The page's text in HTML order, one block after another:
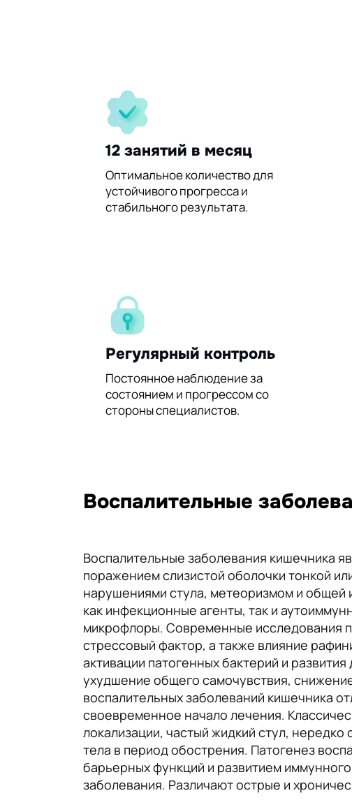
30%
60%
12 занятий в месяц
Оптимальное количество для
устойчивого прогресса и
стабильного результата.
Регулярный контроль
Постоянное наблюдение за
состоянием и прогрессом со
стороны специалистов.
Воспалительные
Воспалительные заболевания кишечника
поражением слизистой оболочки тонкой
нарушениями стула, метеоризмом и общей
как инфекционные агенты, так и
микрофлоры. Современные исследования
стрессовый фактор, а также влияние
активации патогенных бактерий и
ухудшение общего самочувствия,
воспалительных заболеваний кишечника
своевременное начало лечения.
локализации, частый жидкий стул,
тела в период обострения. Патогенез
барьерных функций и развитием
заболевания. Различают острые и